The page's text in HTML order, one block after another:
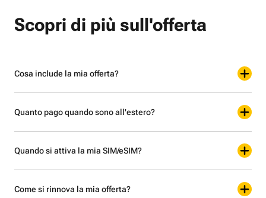
Scopri di più sull'offerta
Cosa include la mia offerta?
Quanto pago quando sono all'estero?
Quando si attiva la mia SIM/eSIM?
Come si rinnova la mia offerta?